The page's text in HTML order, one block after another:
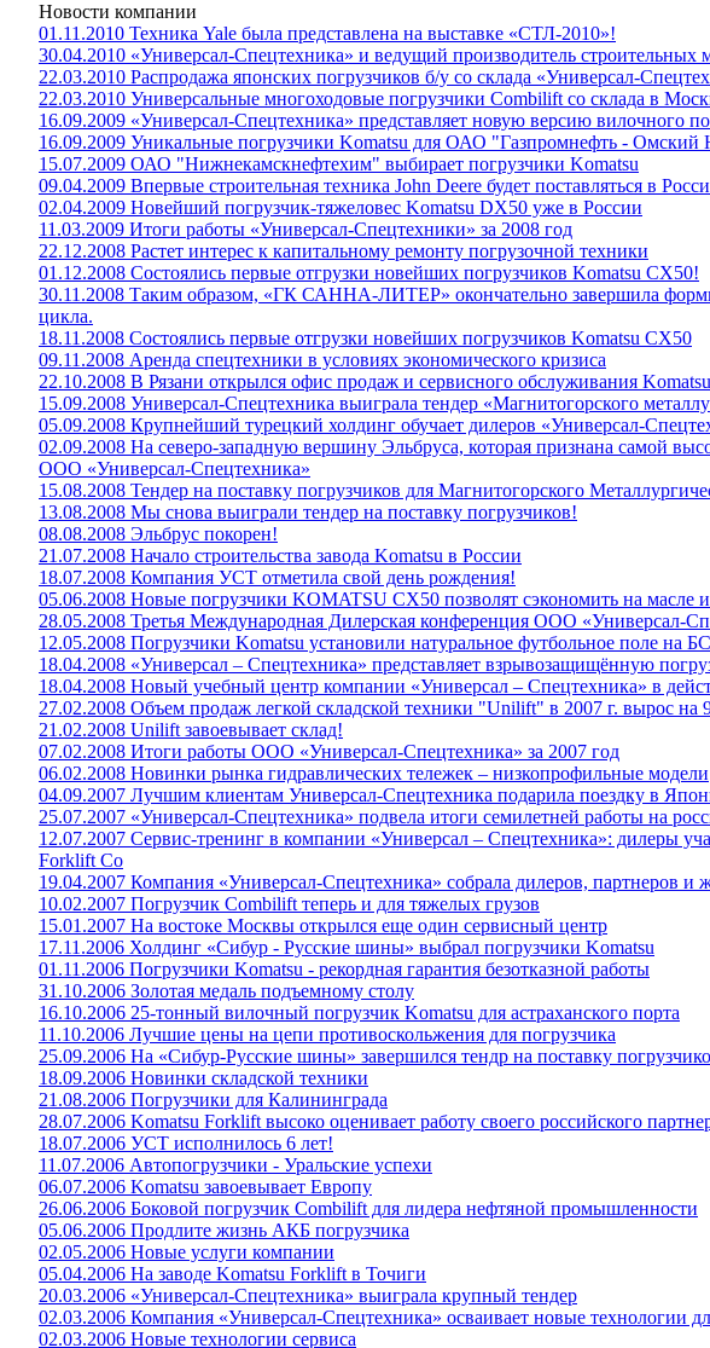
Новости компании
01.11.2010 Техника Yale была представлена на выставке «СТЛ-2010»!
30.04.2010 «Универсал-Спецтехника» и ведущий производитель строительных
22.03.2010 Распродажа японских погрузчиков б/у со склада «Универсал-
22.03.2010 Универсальные многоходовые погрузчики Combilift со склада в
16.09.2009 «Универсал-Спецтехника» представляет новую версию вилочного
16.09.2009 Уникальные погрузчики Komatsu для ОАО "Газпромнефть -
15.07.2009 ОАО "Нижнекамскнефтехим" выбирает погрузчики Komatsu
09.04.2009 Впервые строительная техника John Deere будет поставляться в
02.04.2009 Новейший погрузчик-тяжеловес Komatsu DX50 уже в России
11.03.2009 Итоги работы «Универсал-Спецтехники» за 2008 год
22.12.2008 Растет интерес к капитальному ремонту погрузочной техники
01.12.2008 Состоялись первые отгрузки новейших погрузчиков Komatsu СХ50!
30.11.2008 Таким образом, «ГК САННА-ЛИТЕР» окончательно завершила
цикла.
18.11.2008 Состоялись первые отгрузки новейших погрузчиков Komatsu СХ50
09.11.2008 Аренда спецтехники в условиях экономического кризиса
22.10.2008 В Рязани открылся офис продаж и сервисного обслуживания Komatsu
15.09.2008 Универсал-Спецтехника выиграла тендер «Магнитогорского
05.09.2008 Крупнейший турецкий холдинг обучает дилеров «Универсал-
02.09.2008 На северо-западную вершину Эльбруса, которая признана самой
ООО «Универсал-Спецтехника»
15.08.2008 Тендер на поставку погрузчиков для Магнитогорского
13.08.2008 Мы снова выиграли тендер на поставку погрузчиков!
08.08.2008 Эльбрус покорен!
21.07.2008 Начало строительства завода Komatsu в России
18.07.2008 Компания УСТ отметила свой день рождения!
05.06.2008 Новые погрузчики KOMATSU СХ50 позволят сэкономить на масле
28.05.2008 Третья Международная Дилерская конференция ООО «Универсал-
12.05.2008 Погрузчики Komatsu установили натуральное футбольное поле на
18.04.2008 «Универсал – Спецтехника» представляет взрывозащищённую
18.04.2008 Новый учебный центр компании «Универсал – Спецтехника» в
27.02.2008 Объем продаж легкой складской техники "Unilift" в 2007 г. вырос на
21.02.2008 Unilift завоевывает склад!
07.02.2008 Итоги работы ООО «Универсал-Спецтехника» за 2007 год
06.02.2008 Новинки рынка гидравлических тележек – низкопрофильные модели
04.09.2007 Лучшим клиентам Универсал-Спецтехника подарила поездку в
25.07.2007 «Универсал-Спецтехника» подвела итоги семилетней работы на
12.07.2007 Сервис-тренинг в компании «Универсал – Спецтехника»: дилеры
Forklift Co
19.04.2007 Компания «Универсал-Спецтехника» собрала дилеров, партнеров и
10.02.2007 Погрузчик Combilift теперь и для тяжелых грузов
15.01.2007 На востоке Москвы открылся еще один сервисный центр
17.11.2006 Холдинг «Сибур - Русские шины» выбрал погрузчики Komatsu
01.11.2006 Погрузчики Komatsu - рекордная гарантия безотказной работы
31.10.2006 Золотая медаль подъемному столу
16.10.2006 25-тонный вилочный погрузчик Komatsu для астраханского порта
11.10.2006 Лучшие цены на цепи противоскольжения для погрузчика
25.09.2006 На «Сибур-Русские шины» завершился тендр на поставку
18.09.2006 Новинки складской техники
21.08.2006 Погрузчики для Калининграда
28.07.2006 Komatsu Forklift высоко оценивает работу своего российского
18.07.2006 УСТ исполнилось 6 лет!
11.07.2006 Автопогрузчики - Уральские успехи
06.07.2006 Komatsu завоевывает Европу
26.06.2006 Боковой погрузчик Combilift для лидера нефтяной промышленности
05.06.2006 Продлите жизнь АКБ погрузчика
02.05.2006 Новые услуги компании
05.04.2006 На заводе Komatsu Forklift в Точиги
20.03.2006 «Универсал-Спецтехника» выиграла крупный тендер
02.03.2006 Компания «Универсал-Спецтехника» осваивает новые технологии
02.03.2006 Новые технологии сервиса